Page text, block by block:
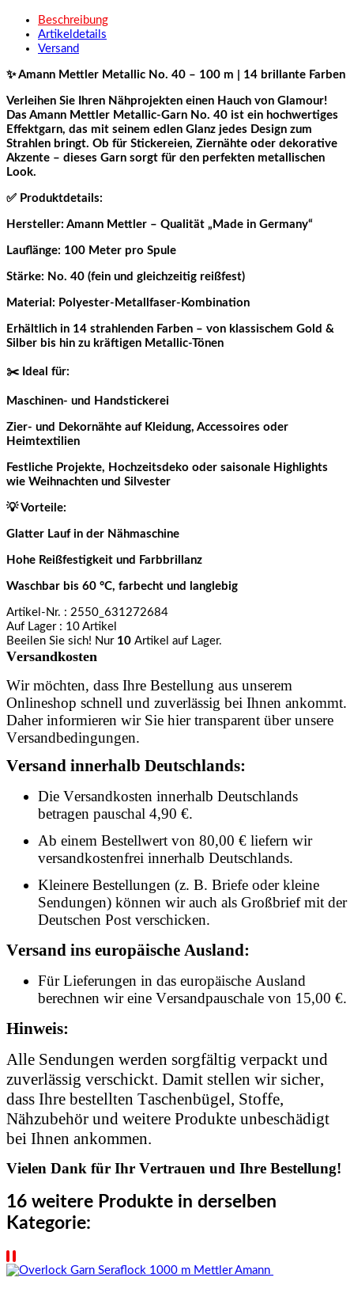
Beschreibung
Artikeldetails
Versand
✨ Amann Mettler Metallic No. 40 – 100 m | 14 brillante Farben
Verleihen Sie Ihren Nähprojekten einen Hauch von Glamour!
Das Amann Mettler Metallic-Garn No. 40 ist ein hochwertiges
Effektgarn, das mit seinem edlen Glanz jedes Design zum
Strahlen bringt. Ob für Stickereien, Ziernähte oder dekorative
Akzente – dieses Garn sorgt für den perfekten metallischen
Look.
✅ Produktdetails:
Hersteller: Amann Mettler – Qualität „Made in Germany“
Lauflänge: 100 Meter pro Spule
Stärke: No. 40 (fein und gleichzeitig reißfest)
Material: Polyester-Metallfaser-Kombination
Erhältlich in 14 strahlenden Farben – von klassischem Gold &
Silber bis hin zu kräftigen Metallic-Tönen
✂️ Ideal für:
Maschinen- und Handstickerei
Zier- und Dekornähte auf Kleidung, Accessoires oder
Heimtextilien
Festliche Projekte, Hochzeitsdeko oder saisonale Highlights
wie Weihnachten und Silvester
💡 Vorteile:
Glatter Lauf in der Nähmaschine
Hohe Reißfestigkeit und Farbbrillanz
Waschbar bis 60 °C, farbecht und langlebig
Artikel-Nr. : 2550_631272684
Auf Lager : 10 Artikel
Beeilen Sie sich! Nur 10 Artikel auf Lager.
Versandkosten
Wir möchten, dass Ihre Bestellung aus unserem
Onlineshop schnell und zuverlässig bei Ihnen ankommt.
Daher informieren wir Sie hier transparent über unsere
Versandbedingungen.
Versand innerhalb Deutschlands:
Die Versandkosten innerhalb Deutschlands
betragen pauschal 4,90 €.
Ab einem Bestellwert von 80,00 € liefern wir
versandkostenfrei innerhalb Deutschlands.
Kleinere Bestellungen (z. B. Briefe oder kleine
Sendungen) können wir auch als Großbrief mit der
Deutschen Post verschicken.
Versand ins europäische Ausland:
Für Lieferungen in das europäische Ausland
berechnen wir eine Versandpauschale von 15,00 €.
Hinweis:
Alle Sendungen werden sorgfältig verpackt und
zuverlässig verschickt. Damit stellen wir sicher,
dass Ihre bestellten Taschenbügel, Stoffe,
Nähzubehör und weitere Produkte unbeschädigt
bei Ihnen ankommen.
Vielen Dank für Ihr Vertrauen und Ihre Bestellung!
16 weitere Produkte in derselben
Kategorie: